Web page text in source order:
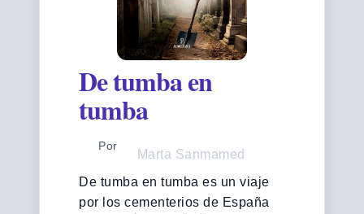
De tumba en
tumba
Por
Marta Sanmamed
De tumba en tumba es un viaje
por los cementerios de España